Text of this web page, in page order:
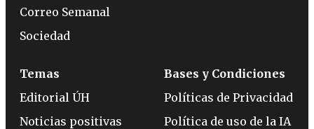
Correo Semanal
Sociedad
Temas
Editorial ÚH
Noticias positivas
Bases y Condiciones
Políticas de Privacidad
Política de uso de la IA